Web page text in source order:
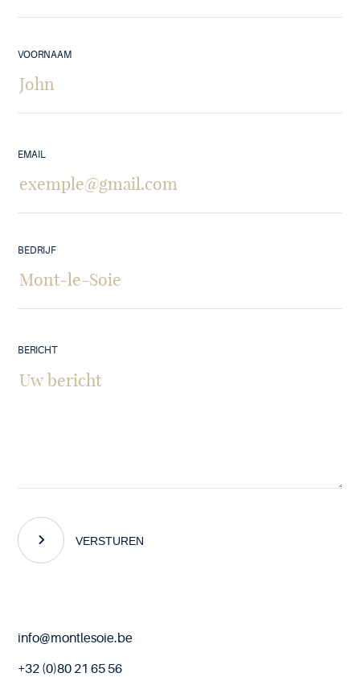
VOORNAAM
EMAIL
BEDRIJF
BERICHT
VERSTUREN
End
page
info@montlesoie.be
+32 (0)80 21 65 56